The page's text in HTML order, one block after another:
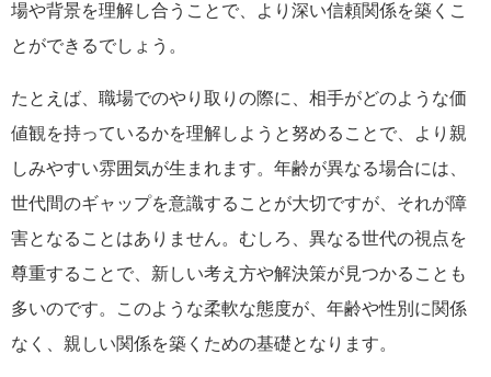
場や背景を理解し合うことで、より深い信頼関係を築くこ
とができるでしょう。
たとえば、職場でのやり取りの際に、相手がどのような価
値観を持っているかを理解しようと努めることで、より親
しみやすい雰囲気が生まれます。年齢が異なる場合には、
世代間のギャップを意識することが大切ですが、それが障
害となることはありません。むしろ、異なる世代の視点を
尊重することで、新しい考え方や解決策が見つかることも
多いのです。このような柔軟な態度が、年齢や性別に関係
なく、親しい関係を築くための基礎となります。